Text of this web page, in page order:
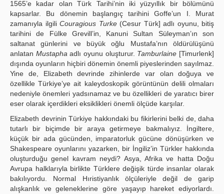
1565’e kadar olan Türk Tarihi’nin iki yüzyıllık bir bölümünü
kapsarlar. Bu dönemin başlangıç tarihini Goffe’un I. Murat
zamanıyla ilgili Couragious Turke(Cesur Türk] adlı oyunu, bitiş
tarihini de Fülke Grevill’in, Kanuni Sultan Süleyman’ın son
saltanat günlerini ve büyük oğlu Mustafa’nın öldürülüşünü
anlatan Mustapha adlı oyunu oluşturur. Tamburlaine [Timurlenk]
dışında oyunların hiçbiri dönemin önemli piyeslerinden sayılmaz.
Yine de, Elizabeth devrinde zihinlerde var olan doğuya ve
özellikle Türkiye’ye ait kaleydoskopik görüntünün delili olmaları
nedeniyle önemleri yadsınamaz ve bu özellikleri de yaratıcı birer
eser olarak içerdikleri eksiklikleri önemli ölçüde karşılar.
Elizabeth devrinin Türkiye hakkındaki bu fikirlerini belki de, daha
tutarlı bir biçimde bir araya getirmeye bakmalıyız. İngiltere,
küçük bir ada gücünden, imparatorluk gücüne dönüşürken ve
Shakespeare oyunlarını yazarken, bir İngiliz’in Türkler hakkında
oluşturduğu genel kavram neydi? Asya, Afrika ve hatta Doğu
Avrupa halklarıyla birlikte Türklere değişik türde insanlar olarak
bakılıyordu. Normal Hıristiyanlık ölçüleriyle değil de garip
alışkanlık ve geleneklerine göre yaşayıp hareket ediyorlardı.